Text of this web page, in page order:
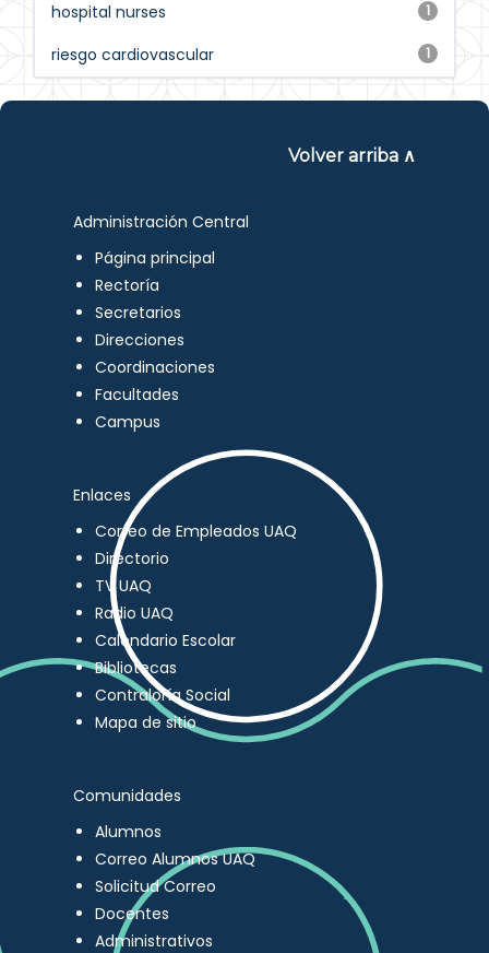
1
hospital nurses
1
riesgo cardiovascular
Volver arriba ∧
Administración Central
Página principal
Rectoría
Secretarios
Direcciones
Coordinaciones
Facultades
Campus
Enlaces
Correo de Empleados UAQ
Directorio
TV UAQ
Radio UAQ
Calendario Escolar
Bibliotecas
Contraloría Social
Mapa de sitio
Comunidades
Alumnos
Correo Alumnos UAQ
Solicitud Correo
Docentes
Administrativos